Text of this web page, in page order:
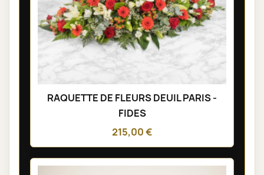
RAQUETTE DE FLEURS DEUIL PARIS -
FIDES
215,00 €